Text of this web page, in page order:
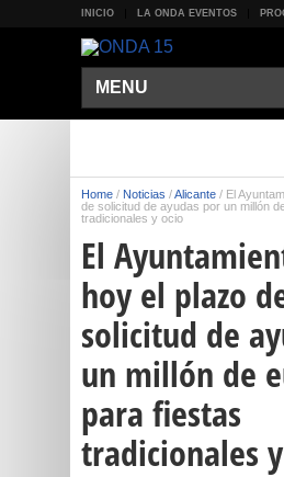
INICIO LA ONDA EVENTOS
MENU
Home / Noticias /Alicante / El
de solicitud de ayudas por un millón
tradicionales y ocio
El
hoy el plazo
solicitud de
un millón de
para fiestas
tradicionales